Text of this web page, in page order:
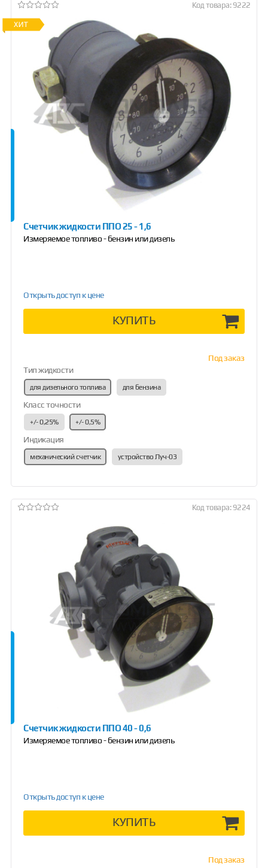
Код товара: 9222
Счетчик жидкости ППО 25 - 1,6
Измеряемое топливо - бензин или дизель
Открыть доступ к цене
КУПИТЬ
Под заказ
Тип жидкости
для дизельного топлива для бензина
Класс точности
+/- 0,25% +/- 0,5%
Индикация
механический счетчик устройство Луч-03
Код товара: 9224
Счетчик жидкости ППО 40 - 0,6
Измеряемое топливо - бензин или дизель
Открыть доступ к цене
КУПИТЬ
Под заказ